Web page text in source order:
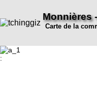
Monnières
Carte de la
: